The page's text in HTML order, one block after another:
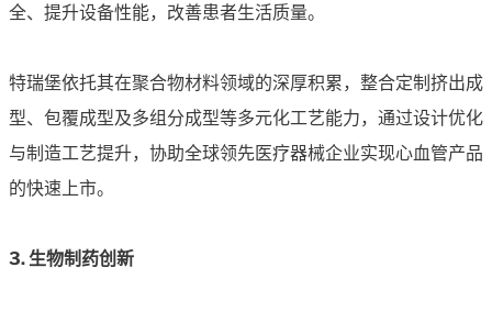
全、提升设备性能，改善患者生活质量。‌
特瑞堡依托其在聚合物材料领域的深厚积累，整合定制挤出成
型、包覆成型及多组分成型等多元化工艺能力，通过设计优化
与制造工艺提升，协助全球领先医疗器械企业实现心血管产品
的快速上市。
3. 生物制药创新